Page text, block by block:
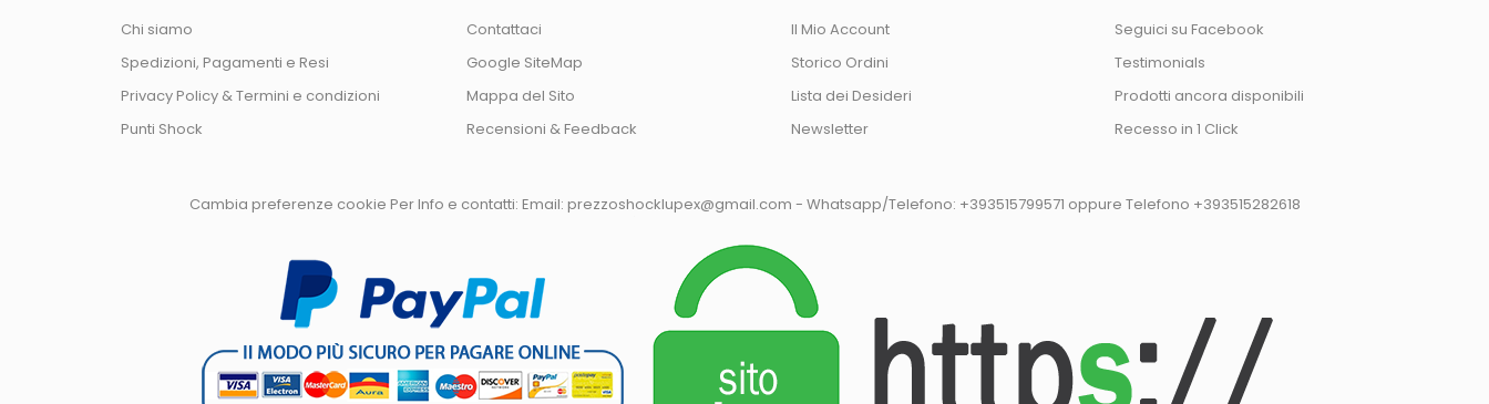
Chi siamo
Spedizioni, Pagamenti e Resi
Privacy Policy & Termini e condizioni
Punti Shock
Contattaci
Google SiteMap
Mappa del Sito
Recensioni & Feedback
Il Mio Account
Storico Ordini
Lista dei Desideri
Newsletter
Seguici su Facebook
Testimonials
Prodotti ancora disponibili
Recesso in 1 Click
Cambia preferenze cookie Per Info e contatti: Email: prezzoshocklupex@gmail.com - Whatsapp/Telefono: +393515799571 oppure Telefono +393515282618